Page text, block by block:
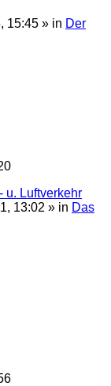
15:45 » in Der
u. Luftverkehr
13:02 » in Das